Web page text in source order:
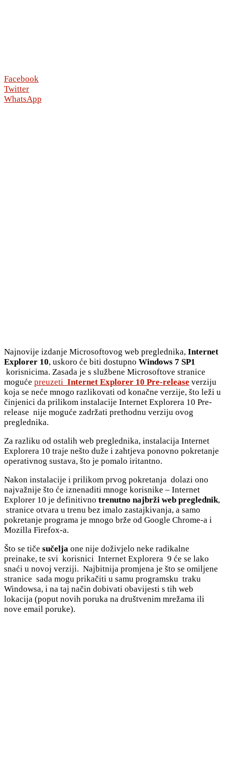
Facebook
Twitter
WhatsApp
Najnovije izdanje Microsoftovog web preglednika, Internet
Explorer 10, uskoro će biti dostupno Windows 7 SP1
korisnicima. Zasada je s službene Microsoftove stranice
moguće preuzeti Internet Explorer 10 Pre-release verziju
koja se neće mnogo razlikovati od konačne verzije, što leži u
činjenici da prilikom instalacije Internet Explorera 10 Pre-
release nije moguće zadržati prethodnu verziju ovog
preglednika.
Za razliku od ostalih web preglednika, instalacija Internet
Explorera 10 traje nešto duže i zahtjeva ponovno pokretanje
operativnog sustava, što je pomalo iritantno.
Nakon instalacije i prilikom prvog pokretanja dolazi ono
najvažnije što će iznenaditi mnoge korisnike – Internet
Explorer 10 je definitivno trenutno najbrži web preglednik,
stranice otvara u trenu bez imalo zastajkivanja, a samo
pokretanje programa je mnogo brže od Google Chrome-a i
Mozilla Firefox-a.
Što se tiče sučelja one nije doživjelo neke radikalne
preinake, te svi korisnici Internet Explorera 9 će se lako
snaći u novoj verziji. Najbitnija promjena je što se omiljene
stranice sada mogu prikačiti u samu programsku traku
Windowsa, i na taj način dobivati obavijesti s tih web
lokacija (poput novih poruka na društvenim mrežama ili
nove email poruke).